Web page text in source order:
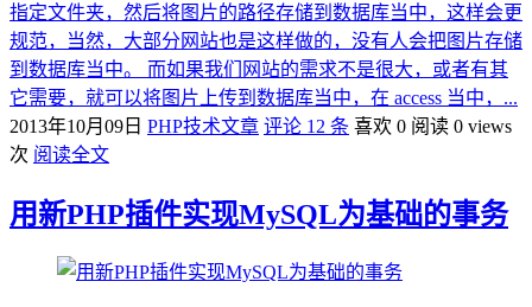
指定文件夹，然后将图片的路径存储到数据库当中，这样会更
规范，当然，大部分网站也是这样做的，没有人会把图片存储
到数据库当中。 而如果我们网站的需求不是很大，或者有其
它需要，就可以将图片上传到数据库当中，在 access 当中，...
2013年10月09日 PHP技术文章 评论 12 条 喜欢 0 阅读 0 views
次 阅读全文
用新PHP插件实现MySQL为基础的事务